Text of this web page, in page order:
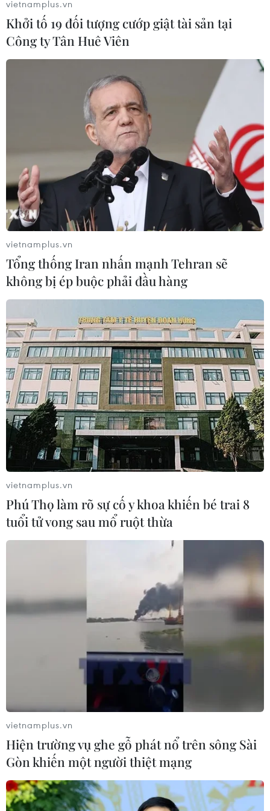
Vụ Rạng Đông: Đã rải hóa chất chống phát
tán, lan tỏa thủy ngân
Binh chủng Hóa học đã rải 3,7 tấn hóa chất chống phát
tán, lan tỏa thủy ngân ra môi trường bên ngoài trên diện
tích 2.500m2 và phối hợp dọn dẹp hiện trường, giải
phóng mặt bằng...
vietnamplus.vn
Khởi tố 19 đối tượng cướp giật tài sản tại
Công ty Tân Huê Viên
vietnamplus.vn
Tổng thống Iran nhấn mạnh Tehran sẽ
không bị ép buộc phải đầu hàng
vietnamplus.vn
Phú Thọ làm rõ sự cố y khoa khiến bé trai 8
tuổi tử vong sau mổ ruột thừa
vietnamplus.vn
Hiện trường vụ ghe gỗ phát nổ trên sông Sài
Gòn khiến một người thiệt mạng